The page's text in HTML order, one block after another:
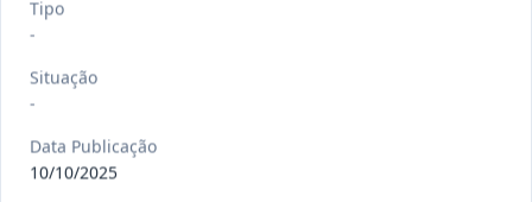
Prestação
Data:07/08/2026
Tipo
-
Situação
-
Data Publicação
10/10/2025